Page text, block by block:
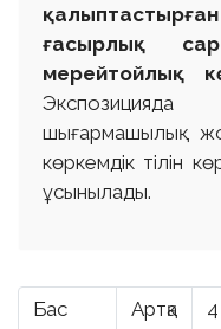
ғасырлық
мерейтойлық
шығармашылық
көркемдік тілін
ұсынылады.
Бас
Артқа 4